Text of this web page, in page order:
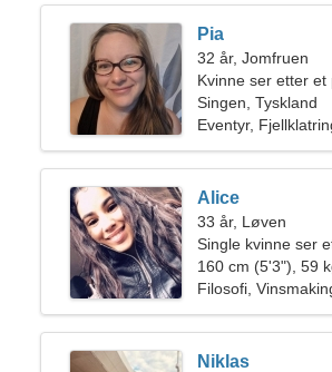
Pia
32 år, Jomfruen
Kvinne ser etter et
Singen, Tyskland
Eventyr,
Alice
33 år, Løven
Single kvinne ser
160 cm (5'3"), 59
Filosofi,
Niklas